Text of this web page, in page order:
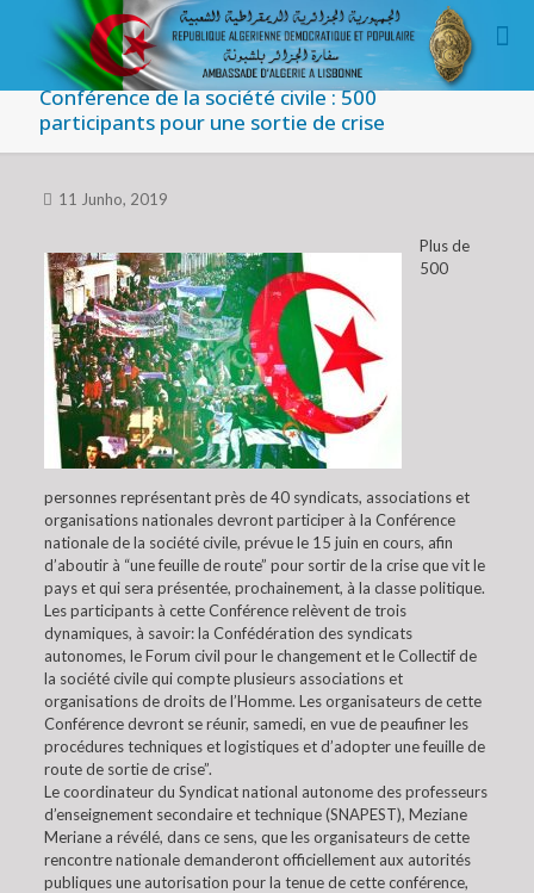
Conférence de la société civile : 500
participants pour une sortie de crise
11 Junho, 2019
Plus de
500
personnes représentant près de 40 syndicats, associations et
organisations nationales devront participer à la Conférence
nationale de la société civile, prévue le 15 juin en cours, afin
d’aboutir à “une feuille de route” pour sortir de la crise que vit le
pays et qui sera présentée, prochainement, à la classe politique.
Les participants à cette Conférence relèvent de trois
dynamiques, à savoir: la Confédération des syndicats
autonomes, le Forum civil pour le changement et le Collectif de
la société civile qui compte plusieurs associations et
organisations de droits de l’Homme. Les organisateurs de cette
Conférence devront se réunir, samedi, en vue de peaufiner les
procédures techniques et logistiques et d’adopter une feuille de
route de sortie de crise”.
Le coordinateur du Syndicat national autonome des professeurs
d’enseignement secondaire et technique (SNAPEST), Meziane
Meriane a révélé, dans ce sens, que les organisateurs de cette
rencontre nationale demanderont officiellement aux autorités
publiques une autorisation pour la tenue de cette conférence,